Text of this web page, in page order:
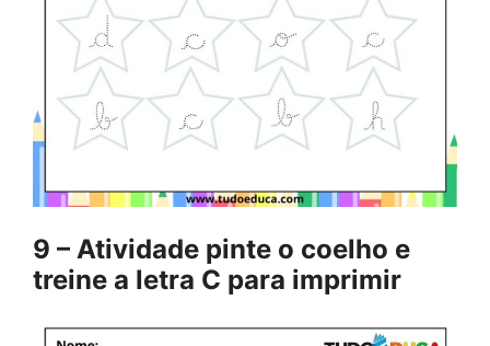
9 – Atividade pinte o coelho e
treine a letra C para imprimir